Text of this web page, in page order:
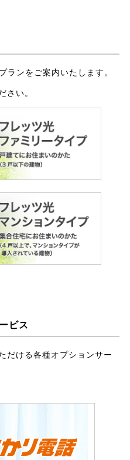
ランをご案内いたします。
さい。
ビス
だける各種オプションサー